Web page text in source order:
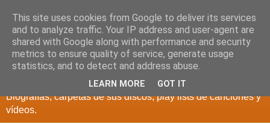
DISCOS PARA EL
RECUERDO
CANTANTES Y GRUPOS DE LOS AÑOS 1950 a 2022.
Biografías, carpetas de sus discos, play lists de canciones y
vídeos.
This site uses cookies from Google to deliver its services
and to analyze traffic. Your IP address and user-agent are
shared with Google along with performance and security
metrics to ensure quality of service, generate usage
statistics, and to detect and address abuse.
LEARN MORE GOT IT